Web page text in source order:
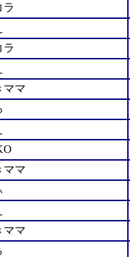
ラ
ラ
ママ
ママ
ママ